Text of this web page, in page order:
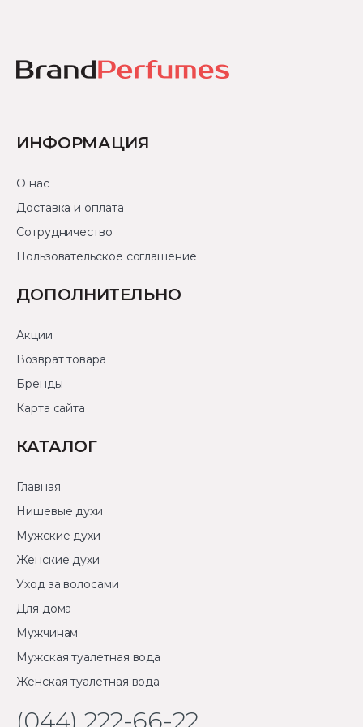
ИНФОРМАЦИЯ
О нас
Доставка и оплата
Сотрудничество
Пользовательское соглашение
ДОПОЛНИТЕЛЬНО
Акции
Возврат товара
Бренды
Карта сайта
КАТАЛОГ
Главная
Нишевые духи
Мужские духи
Женские духи
Уход за волосами
Для дома
Мужчинам
Мужская туалетная вода
Женская туалетная вода
(044) 222-66-22